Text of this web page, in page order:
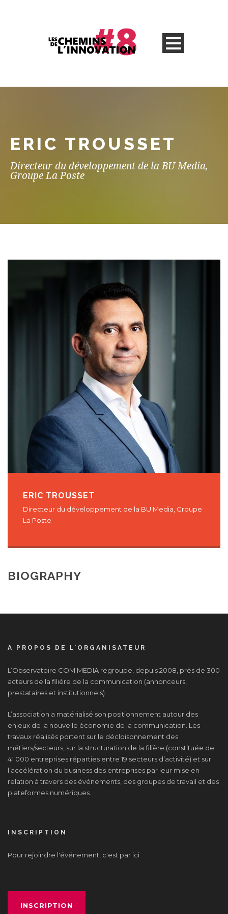
ERIC TROUSSET
Directeur du développement de la BU Media,
Groupe La Poste
ERIC TROUSSET
Directeur du développement de la BU Media, Groupe
La Poste
BIOGRAPHY
A PROPOS DE L’ORGANISATEUR
L’Observatoire COM MEDIA regroupe, depuis 2008, près de 300
acteurs de la filière de la communication (annonceurs,
prestataires et institutionnels).
L’association a matérialisé son positionnement autour des
enjeux de la nouvelle économie de la communication. Les
travaux réalisés portent sur le décloisonnement des
métiers/secteurs, sur la structuration de la filière (constituée de
41 000 entreprises réparties entre 19 secteurs d’activité) et sur
l’accélération du business des entreprises par leur mise en
relation à travers des événements, des groupes de travail et des
plateformes numériques.
INSCRIPTION
Pour rejoindre l'événement, c'est par ici
INSCRIPTION